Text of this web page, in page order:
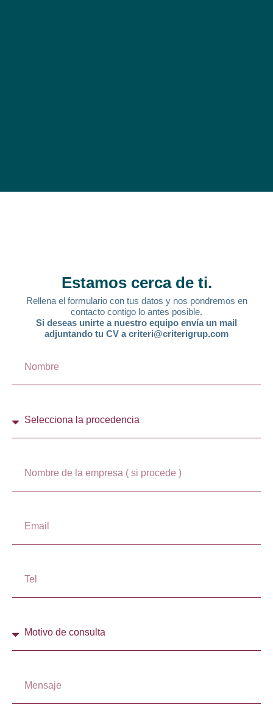
Estamos cerca de ti.
Rellena el formulario con tus datos y nos pondremos en
contacto contigo lo antes posible.
Si deseas unirte a nuestro equipo envía un mail
adjuntando tu CV a criteri@criterigrup.com